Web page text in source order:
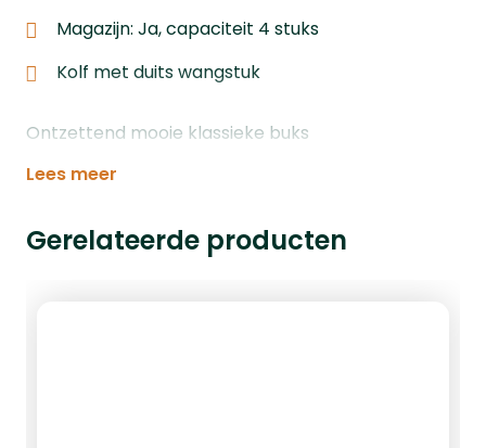
Magazijn: Ja, capaciteit 4 stuks
Kolf met duits wangstuk
Ontzettend mooie klassieke buks
Lees meer
Gerelateerde producten